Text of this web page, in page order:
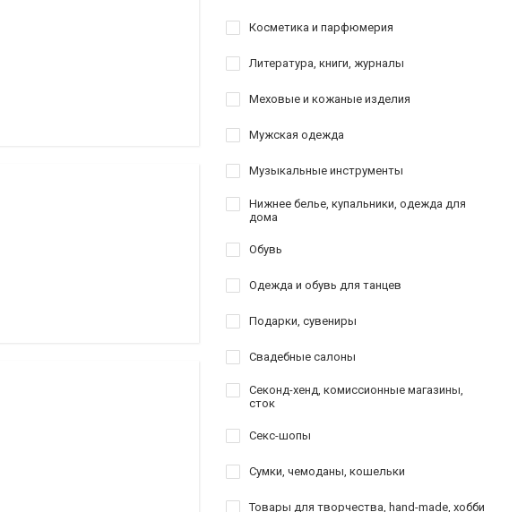
Косметика и парфюмерия
Литература, книги, журналы
Меховые и кожаные изделия
Мужская одежда
Музыкальные инструменты
Нижнее белье, купальники, одежда для
дома
Обувь
Одежда и обувь для танцев
Подарки, сувениры
Свадебные салоны
Секонд-хенд, комиссионные магазины,
сток
Секс-шопы
Сумки, чемоданы, кошельки
Товары для творчества, hand-made, хобби